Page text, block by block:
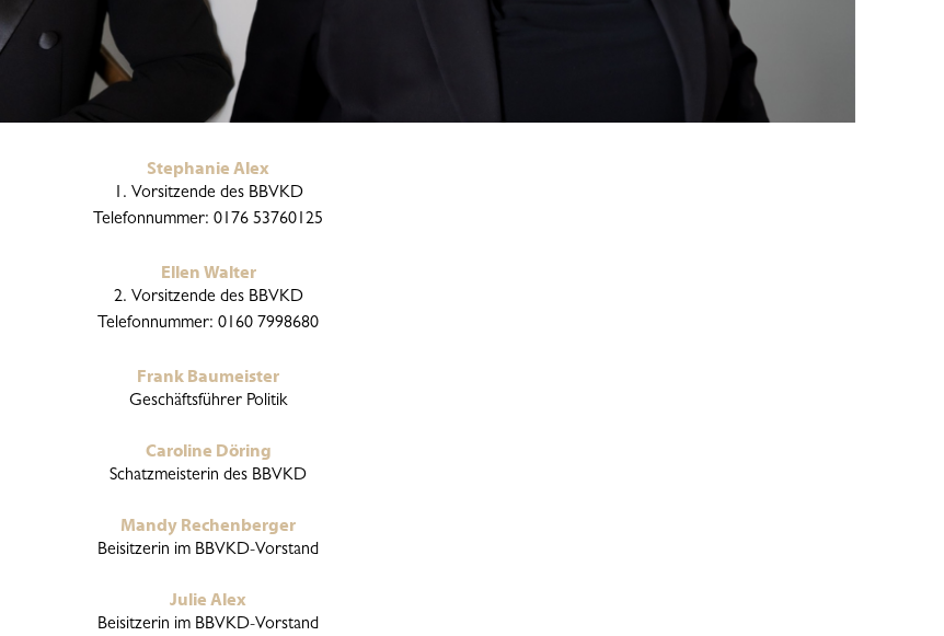
Stephanie Alex
1. Vorsitzende des BBVKD
Telefonnummer: 0176 53760125
Ellen Walter
2. Vorsitzende des BBVKD
Telefonnummer: 0160 7998680
Frank Baumeister
Geschäftsführer Politik
Caroline Döring
Schatzmeisterin des BBVKD
Mandy Rechenberger
Beisitzerin im BBVKD-Vorstand
Julie Alex
Beisitzerin im BBVKD-Vorstand